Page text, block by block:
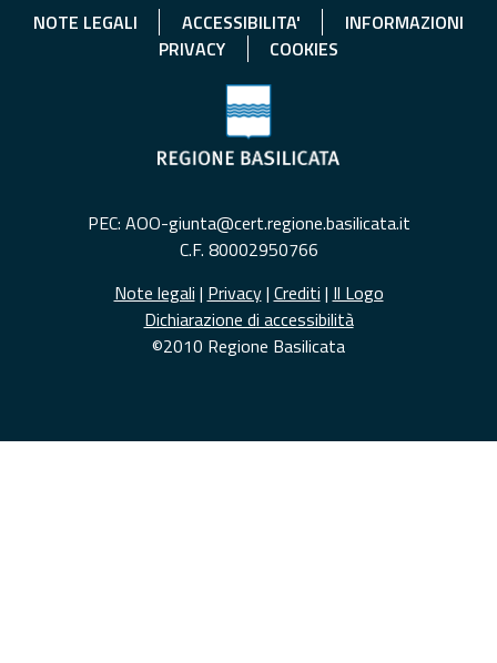
NOTE LEGALI ACCESSIBILITA'
INFORMAZIONI
PRIVACY
COOKIES
PEC: AOO-giunta@cert.regione.basilicata.it
C.F. 80002950766
Note legali | Privacy| Crediti | Il Logo
Dichiarazione di accessibilità
©2010 Regione Basilicata